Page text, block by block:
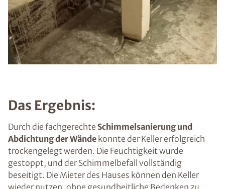
Das Ergebnis:
Durch die fachgerechte Schimmelsanierung und
Abdichtung der Wände konnte der Keller erfolgreich
trockengelegt werden. Die Feuchtigkeit wurde
gestoppt, und der Schimmelbefall vollständig
beseitigt. Die Mieter des Hauses können den Keller